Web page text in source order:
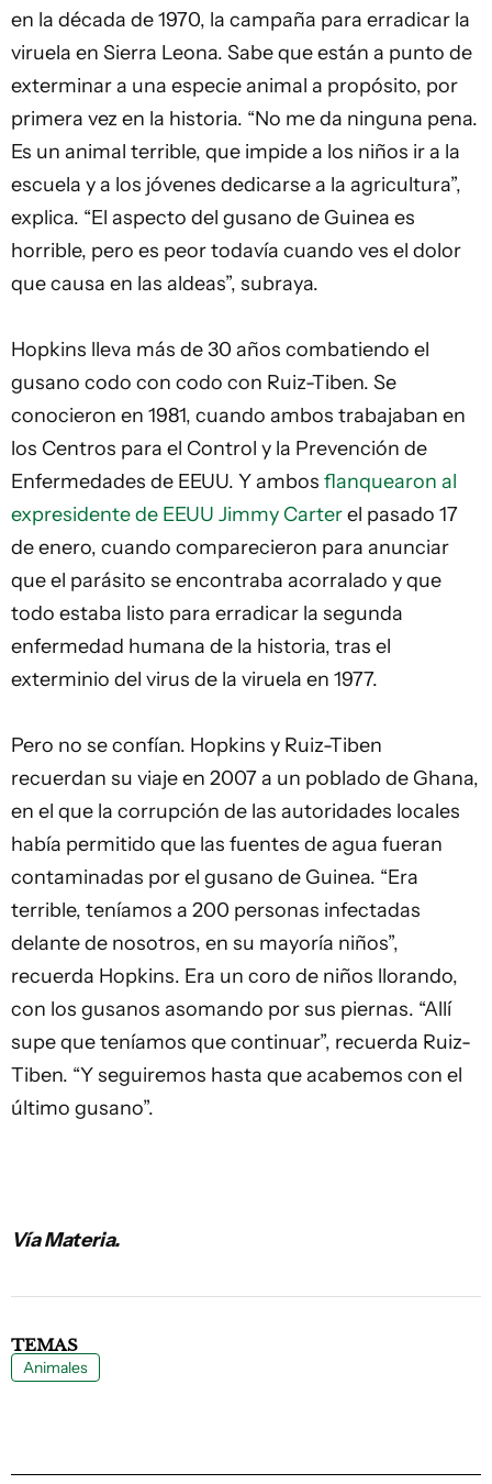
en la década de 1970, la campaña para erradicar la
viruela en Sierra Leona. Sabe que están a punto de
exterminar a una especie animal a propósito, por
primera vez en la historia. “No me da ninguna pena.
Es un animal terrible, que impide a los niños ir a la
escuela y a los jóvenes dedicarse a la agricultura”,
explica. “El aspecto del gusano de Guinea es
horrible, pero es peor todavía cuando ves el dolor
que causa en las aldeas”, subraya.
Hopkins lleva más de 30 años combatiendo el
gusano codo con codo con Ruiz-Tiben. Se
conocieron en 1981, cuando ambos trabajaban en
los Centros para el Control y la Prevención de
Enfermedades de EEUU. Y ambos flanquearon al
expresidente de EEUU Jimmy Carterel pasado 17
de enero, cuando comparecieron para anunciar
que el parásito se encontraba acorralado y que
todo estaba listo para erradicar la segunda
enfermedad humana de la historia, tras el
exterminio del virus de la viruela en 1977.
Pero no se confían. Hopkins y Ruiz-Tiben
recuerdan su viaje en 2007 a un poblado de Ghana,
en el que la corrupción de las autoridades locales
había permitido que las fuentes de agua fueran
contaminadas por el gusano de Guinea. “Era
terrible, teníamos a 200 personas infectadas
delante de nosotros, en su mayoría niños”,
recuerda Hopkins. Era un coro de niños llorando,
con los gusanos asomando por sus piernas. “Allí
supe que teníamos que continuar”, recuerda Ruiz-
Tiben. “Y seguiremos hasta que acabemos con el
último gusano”.
VíaMateria.
TEMAS
Animales